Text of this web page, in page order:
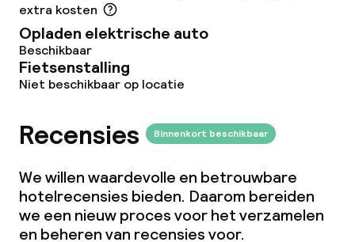
extra kosten
Opladen elektrische auto
Beschikbaar
Fietsenstalling
Niet beschikbaar op locatie
Recensies Binnenkort beschikbaar
We willen waardevolle en betrouwbare
hotelrecensies bieden. Daarom bereiden
we een nieuw proces voor het verzamelen
en beheren van recensies voor.